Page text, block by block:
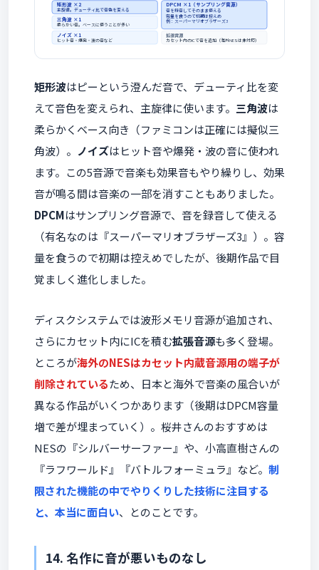
矩形波 ×2
主旋律。デューティ比で音色を変える
三角波 ×1
柔らかい音。ベースに使うことが多い
ノイズ ×1
ヒット音・爆発・波の音など
DPCM ×1（サンプリング音源）
音を録音してそのまま使える
容量を食うので初期は控えめ
例：スーパーマリオブラザーズ3
拡張音源
カセット内のICで音を追加（海外NESは非対応）
矩形波はピーという澄んだ音で、デューティ比を変
えて音色を変えられ、主旋律に使います。 三角波は
柔らかくベース向き（ファミコンは正確には擬似三
角波）。 ノイズはヒット音や爆発・波の音に使われ
ます。この5音源で音楽も効果音もやり繰りし、効果
音が鳴る間は音楽の一部を消すこともありました。
DPCMはサンプリング音源で、音を録音して使える
（有名なのは『スーパーマリオブラザーズ3』）。容
量を食うので初期は控えめでしたが、後期作品で目
覚ましく進化しました。
ディスクシステムでは波形メモリ音源が追加され、
さらにカセット内にICを積む拡張音源も多く登場。
ところが海外のNESはカセット内蔵音源用の端子が
削除されているため、日本と海外で音楽の風合いが
異なる作品がいくつかあります（後期はDPCM容量
増で差が埋まっていく）。桜井さんのおすすめは
NESの『シルバーサーファー』や、小高直樹さんの
『ラフワールド』『バトルフォーミュラ』など。 制
限された機能の中でやりくりした技術に注目する
と、本当に面白い、とのことです。
14. 名作に音が悪いものなし